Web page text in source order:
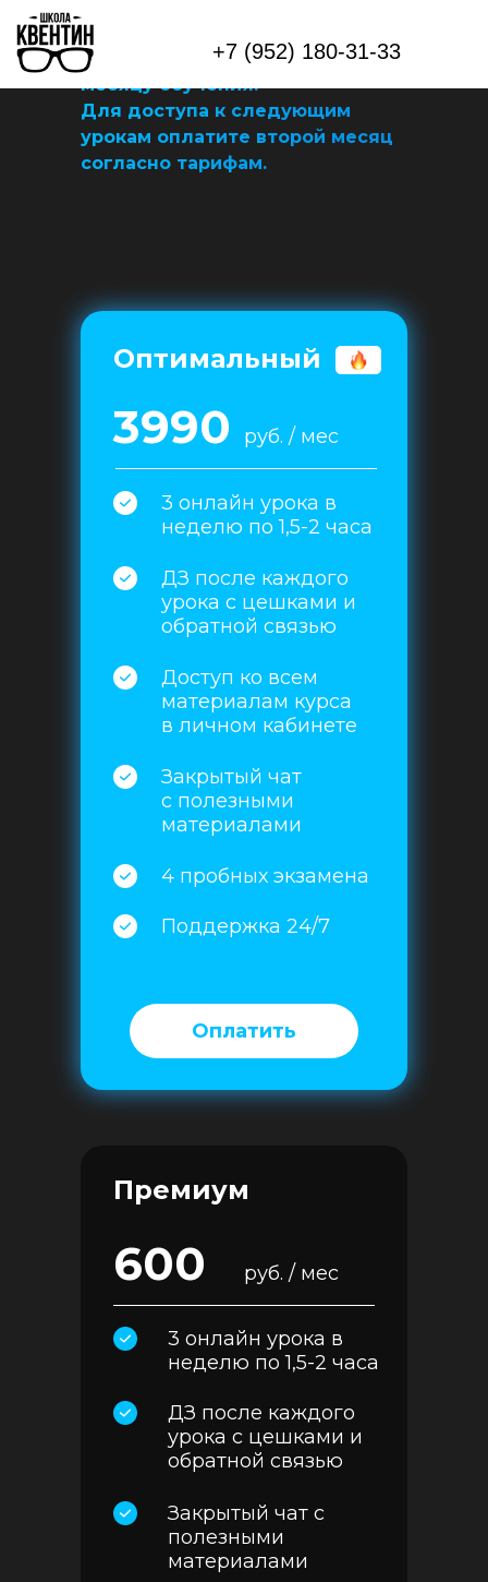
+7 (952) 180-31-33
Друзья, мы плавно, но уверенно
переходим к следующему
месяцу обучения.
Для доступа к следующим
урокам оплатите второй месяц
согласно тарифам.
Оптимальный
руб. / мес
3 онлайн урока в
неделю по 1,5-2 часа
ДЗ после каждого
урока с цешками и
обратной связью
Доступ ко всем
материалам курса
в личном кабинете
Закрытый чат
с полезными
материалами
4 пробных экзамена
Поддержка 24/7
3990
Оплатить
Премиум
руб. / мес
3 онлайн урока в
неделю по 1,5-2 часа
ДЗ после каждого
урока с цешками и
обратной связью
Закрытый чат с
полезными
материалами
600